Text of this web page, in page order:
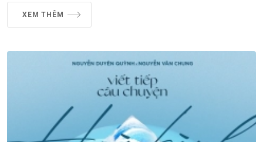
XEM THÊM